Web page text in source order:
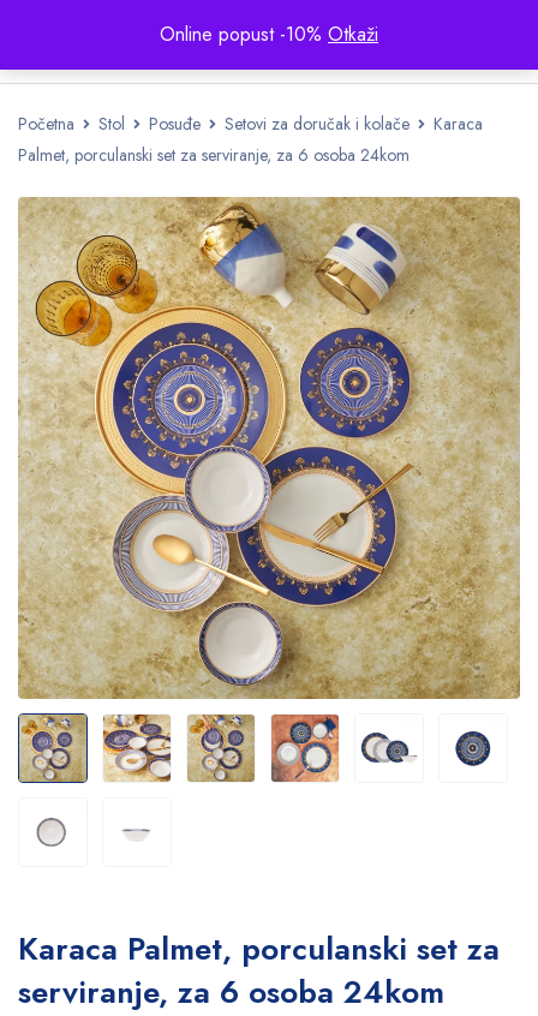
Online popust -10% Otkaži
Početna Stol Posuđe Setovi za doručak i kolače
Karaca
Palmet, porculanski set za serviranje, za 6 osoba 24kom
Karaca Palmet, porculanski set za
serviranje, za 6 osoba 24kom